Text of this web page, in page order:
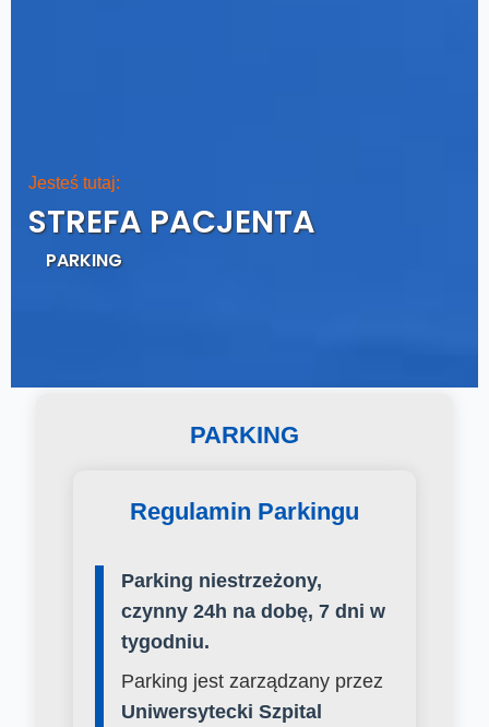
Jesteś tutaj:
STREFA PACJENTA
PARKING
PARKING
Regulamin Parkingu
Parking niestrzeżony,
czynny 24h na dobę, 7 dni w
tygodniu.
Parking jest zarządzany przez
Uniwersytecki Szpital